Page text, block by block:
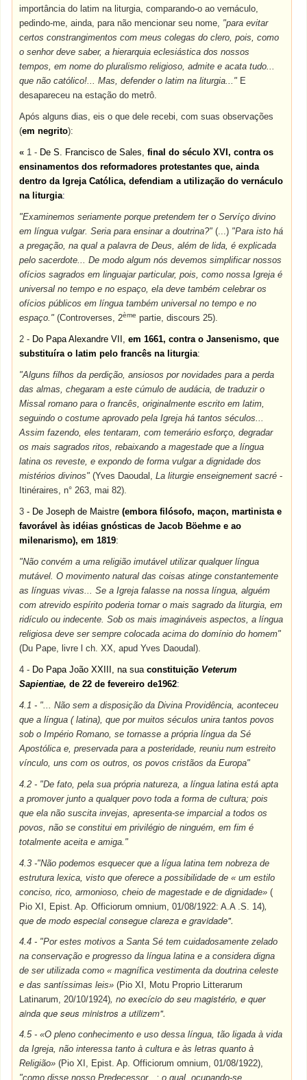
importância do latim na liturgia, comparando-o ao vernáculo,
pedindo-me, ainda, para não mencionar seu nome, "para evitar
certos constrangimentos com meus colegas do clero, pois, como
o senhor deve saber, a hierarquia eclesiástica dos nossos
tempos, em nome do pluralismo religioso, admite e acata tudo...
que não católico!... Mas, defender o latim na liturgia..." E
desapareceu na estação do metrô.
Após alguns dias, eis o que dele recebi, com suas observações
(em negrito):
« 1 - DeS. Francisco de Sales,final do século XVI, contra os
ensinamentos dos reformadores protestantes que, ainda
dentro da Igreja Católica, defendiam a utilização do vernáculo
na liturgia:
"Examinemos seriamente porque pretendem ter o Servíço divino
em língua vulgar. Seria para ensinar a doutrina?" (...) "Para isto há
a pregação, na qual a palavra de Deus, além de lida, é explicada
pelo sacerdote... De modo algum nós devemos simplificar nossos
ofícios sagrados em linguajar particular, pois, como nossa Igreja é
universal no tempo e no espaço, ela deve também celebrar os
ofícios públicos em língua também universal no tempo e no
espaço." (Controverses, 2ème partie, discours 25).
2 - Do Papa Alexandre VII,em 1661, contra o Jansenismo, que
substituíra o latim pelo francês na liturgia:
"Alguns filhos da perdição, ansiosos por novidades para a perda
das almas, chegaram a este cúmulo de audácia, de traduzir o
Missal romano para o francês, originalmente escrito em latim,
seguindo o costume aprovado pela Igreja há tantos séculos...
Assim fazendo, eles tentaram, com temerário esforço, degradar
os mais sagrados ritos, rebaixando a magestade que a língua
latina os reveste, e expondo de forma vulgar a dignidade dos
mistérios divinos" (Yves Daoudal,La liturgie enseignement sacré -
Itinéraires, n° 263, mai 82).
3- De Joseph de Maistre(embora filósofo, maçon, martinista e
favorável às idéias gnósticas de Jacob Böehme e ao
milenarismo), em 1819:
"Não convém a uma religião imutável utilizar qualquer língua
mutável. O movimento natural das coisas atinge constantemente
as línguas vivas... Se a Igreja falasse na nossa língua, alguém
com atrevido espírito poderia tornar o mais sagrado da liturgia, em
ridículo ou indecente. Sob os mais imagináveis aspectos, a língua
religiosa deve ser sempre colocada acima do domínio do homem"
(Du Pape, livre l ch. XX, apud Yves Daoudal).
4 - Do Papa João XXIII, na suaconstituição Veterum
Sapientiae,de 22 de fevereiro de1962:
4.1 - "... Não sem a disposição da Divina Providência, aconteceu
que a língua ( latina), que por muitos séculos unira tantos povos
sob o Império Romano, se tornasse a própria língua da Sé
Apostólica e, preservada para a posteridade, reuniu num estreito
vínculo, uns com os outros, os povos cristãos da Europa"
4.2 - "De fato, pela sua própria natureza, a língua latina está apta
a promover junto a qualquer povo toda a forma de cultura; pois
que ela não suscita invejas, apresenta-se imparcial a todos os
povos, não se constitui em privilégio de ninguém, em fim é
totalmente aceita e amiga."
4.3 -"Não podemos esquecer que a lígua latina tem nobreza de
estrutura lexica, visto que oferece a possibilidade de « um estilo
conciso, rico, armonioso, cheio de magestade e de dignidade»(
Pio XI, Epist. Ap. Officiorum omnium, 01/08/1922: A.A .S. 14),
que de modo especial consegue clareza e gravidade".
4.4 - "Por estes motivos a Santa Sé tem cuidadosamente zelado
na conservação e progresso da língua latina e a considera digna
de ser utilizada como « magnífica vestimenta da doutrina celeste
e das santíssimas leis»(Pio XI, Motu Proprio Litterarum
Latinarum, 20/10/1924), no execício do seu magistério, e quer
ainda que seus ministros a utilizem".
4.5 - «O pleno conhecimento e uso dessa língua, tão ligada à vida
da Igreja, não interessa tanto à cultura e às letras quanto à
Religião» (Pio XI, Epist. Ap. Officiorum omnium, 01/08/1922),
"como disse nosso Predecessor...; o qual, ocupando-se